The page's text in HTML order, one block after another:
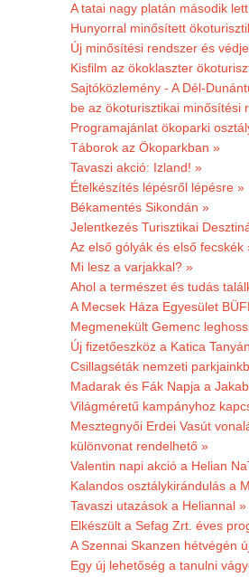
A tatai nagy platán második
Hunyorral minősített
Új minősítési rendszer és
Kisfilm az ökoklaszter
Sajtóközlemény - A Dél-
be az ökoturisztikai minősítési
Programajánlat ökoparki
Táborok az Ökoparkban »
Tavaszi akció: Izland! »
Ételkészítés lépésről lépésre »
Békamentés Sikondán »
Jelentkezés Turisztikai
Az első gólyák és első fecskék
Mi lesz a varjakkal? »
Ahol a természet és tudás
A Mecsek Háza Egyesület
Megmenekült Gemenc
Új fizetőeszköz a Katica
Csillagséták nemzeti
Madarak és Fák Napja a
Világméretű kampányhoz
Mesztegnyői Erdei Vasút
különvonat rendelhető »
Valentin napi akció a Helian
Kalandos osztálykirándulás a
Tavaszi utazások a Heliannal »
Elkészült a Sefag Zrt. éves
A Szennai Skanzen hétvégén
Egy új lehetőség a tanulni